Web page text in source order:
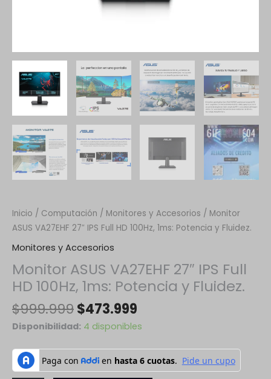
Inicio / Computación / Monitores y Accesorios / Monitor
ASUS VA27EHF 27″ IPS Full HD 100Hz, 1ms: Potencia y Fluidez.
Monitores y Accesorios
Monitor ASUS VA27EHF 27″ IPS Full
HD 100Hz, 1ms: Potencia y Fluidez.
$999.999$473.999
Disponibilidad: 4 disponibles